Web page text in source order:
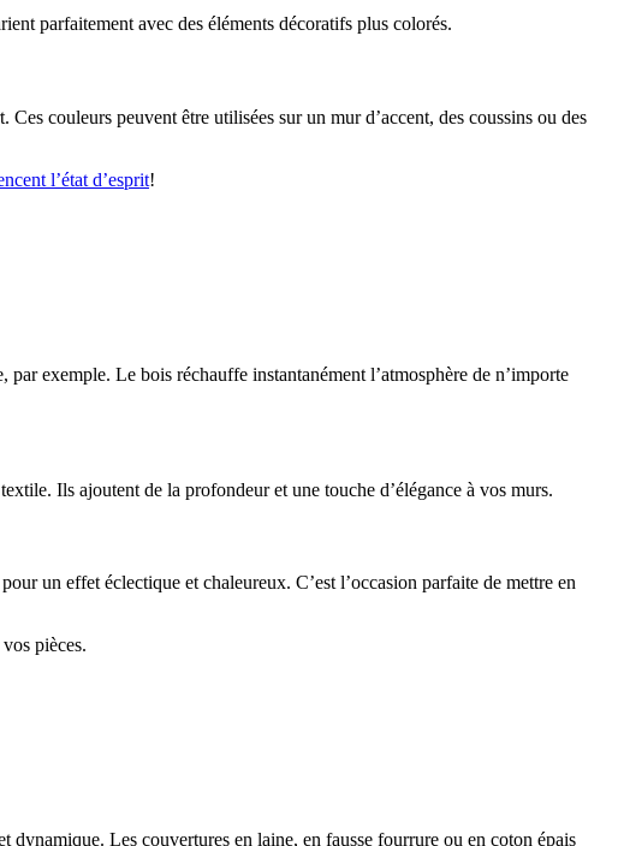
parfaitement avec des éléments décoratifs plus colorés.
couleurs peuvent être utilisées sur un mur d’accent, des coussins ou des
l’état d’esprit!
exemple. Le bois réchauffe instantanément l’atmosphère de n’importe
Ils ajoutent de la profondeur et une touche d’élégance à vos murs.
un effet éclectique et chaleureux. C’est l’occasion parfaite de mettre en
pièces.
Les couvertures en laine, en fausse fourrure ou en coton épais